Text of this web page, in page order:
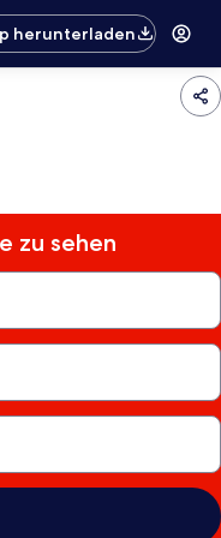
herunterladen
zu sehen